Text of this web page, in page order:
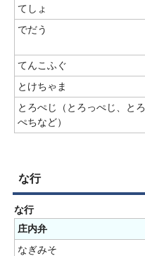
てしょ
でだう
てんこふぐ
とけちゃま
とろぺじ（とろっぺじ、とろ
ぺちなど）
な行
な行
庄内弁
なぎみそ